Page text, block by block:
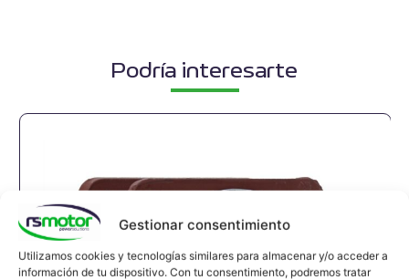
Gestionar consentimiento
Utilizamos cookies y tecnologías similares para almacenar y/o acceder a
información de tu dispositivo. Con tu consentimiento, podremos tratar
Podría interesarte